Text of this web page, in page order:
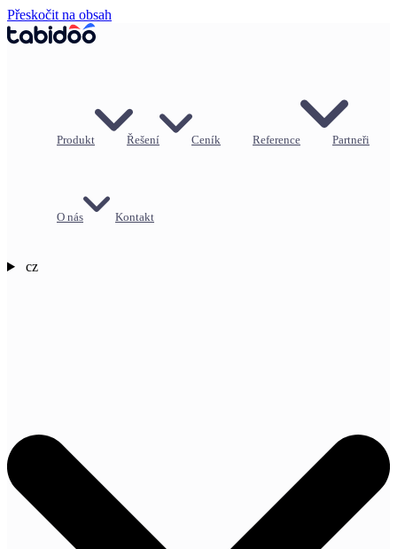
Přeskočit na obsah
Produkt Řešení Ceník Reference Partneři
O nás Kontakt
cz